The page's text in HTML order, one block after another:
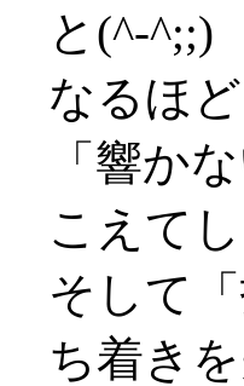
と(^-^;;)
なるほ
「響か
こえて
そして
ち着き